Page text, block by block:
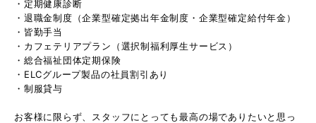
・定期健康診断
・退職金制度（企業型確定拠出年金制度・企業型確定給付年金）
・皆勤手当
・カフェテリアプラン（選択制福利厚生サービス）
・総合福祉団体定期保険
・ELCグループ製品の社員割引あり
・制服貸与
お客様に限らず、スタッフにとっても最高の場でありたいと思っ